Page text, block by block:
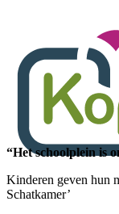
“Het schoolplein is
Kinderen geven hun
Schatkamer’